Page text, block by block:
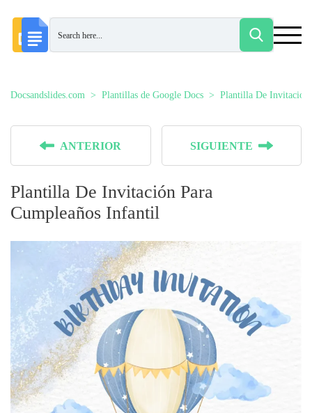
Docsandslides.com Plantillas de Google Docs Plantilla De Invitación
ANTERIOR SIGUIENTE
Plantilla De Invitación Para
Cumpleaños Infantil